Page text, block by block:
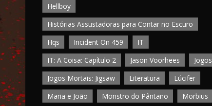
Hellboy
Histórias Assustadoras para Contar no Escuro
Hqs
Incident On 459
IT
IT: A Coisa: Capítulo 2
Jason Voorhees
Jogos
Jogos Mortais: Jigsaw
Literatura
Lúcifer
Maria e João
Monstro do Pântano
Morbius